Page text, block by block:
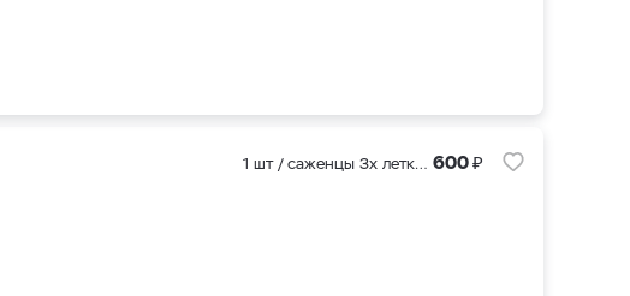
1 шт / саженцы 3х летки (ЗКС ) 600₽